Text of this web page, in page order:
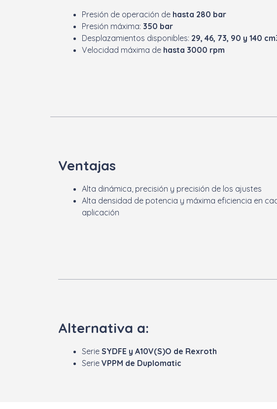
Presión de operación de hasta 280 bar
Presión máxima: 350 bar
Desplazamientos disponibles: 29, 46, 73, 90 y 140
Velocidad máxima de hasta 3000 rpm
Ventajas
Alta dinámica, precisión y precisión de los ajustes
Alta densidad de potencia y máxima eficiencia en
aplicación
Alternativa a:
Serie SYDFE y A10V(S)O de Rexroth
Serie VPPM de Duplomatic